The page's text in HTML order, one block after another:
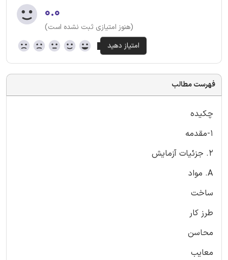
۰.۰
(هنوز امتیازی ثبت نشده است)
فهرست مطالب
چکیده
1-مقدمه
2. جزئیات آزمایش
A. مواد
ساخت
طرز کار
محاسن
معایب